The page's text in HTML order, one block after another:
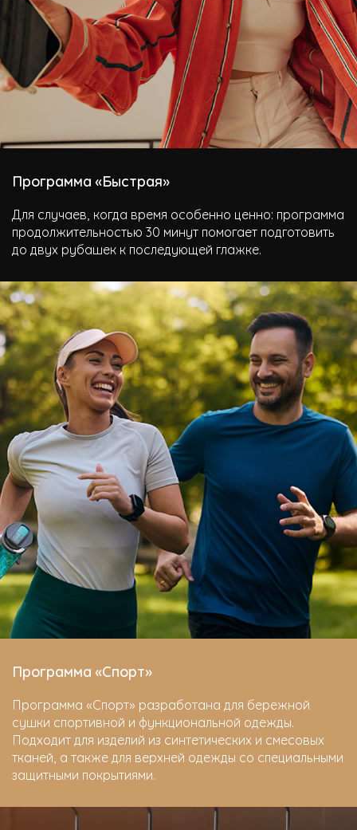
Программа «Быстрая»
Для случаев, когда время особенно ценно: программа
продолжительностью 30 минут помогает подготовить
до двух рубашек к последующей глажке.
Программа «Спорт»
Программа «Спорт» разработана для бережной
сушки спортивной и функциональной одежды.
Подходит для изделий из синтетических и смесовых
тканей, а также для верхней одежды со специальными
защитными покрытиями.